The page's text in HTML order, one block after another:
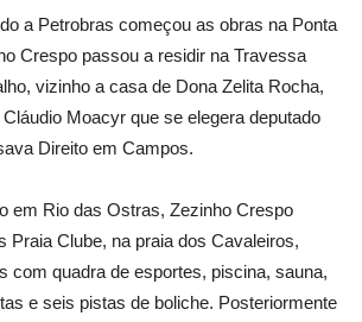
a Petrobras começou as obras na Ponta
Crespo passou a residir na Travessa
vizinho a casa de Dona Zelita Rocha,
Moacyr que se elegera deputado
Direito em Campos.
em Rio das Ostras, Zezinho Crespo
Praia Clube, na praia dos Cavaleiros,
com quadra de esportes, piscina, sauna,
e seis pistas de boliche. Posteriormente